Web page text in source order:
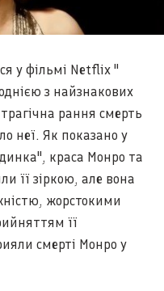
у фільмі Netflix "
з найзнакових
рання смерть
неї. Як показано у
краса Монро та
її зіркою, але вона
жорстокими
її
смерті Монро у